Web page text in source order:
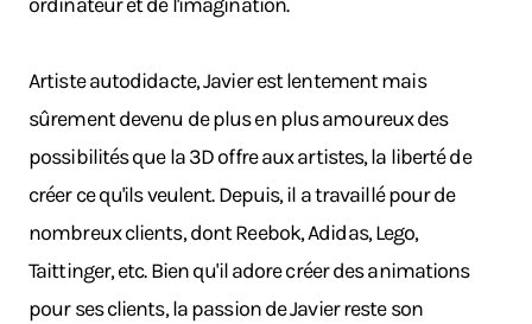
Artiste autodidacte, Javier est lentement mais
sûrement devenu de plus en plus amoureux des
possibilités que la 3D offre aux artistes, la liberté de
créer ce qu'ils veulent. Depuis, il a travaillé pour de
nombreux clients, dont Reebok, Adidas, Lego,
Taittinger, etc. Bien qu'il adore créer des animations
pour ses clients, la passion de Javier reste son